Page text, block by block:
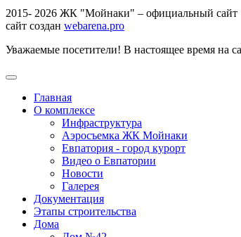
2015- 2026 ЖК "Мойнаки" – официальный сайт
сайт создан webarena.pro
Уважаемые посетители! В настоящее время на
Главная
О комплексе
Инфраструктура
Аэросъемка ЖК Мойнаки
Евпатория - город курорт
Видео о Евпатории
Новости
Галерея
Документация
Этапы строительства
Дома